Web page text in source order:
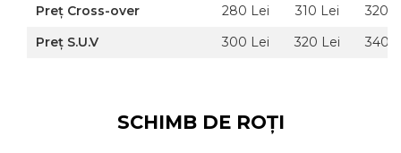
Preț Cross-over
280 Lei 310 Lei
320
Preț S.U.V
300 Lei 320 Lei 340
SCHIMB DE ROȚI